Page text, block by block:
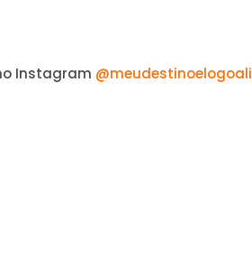
Instagram @meudestinoelogoali